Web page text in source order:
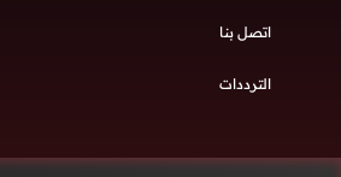
اتصل بنا
الترددات